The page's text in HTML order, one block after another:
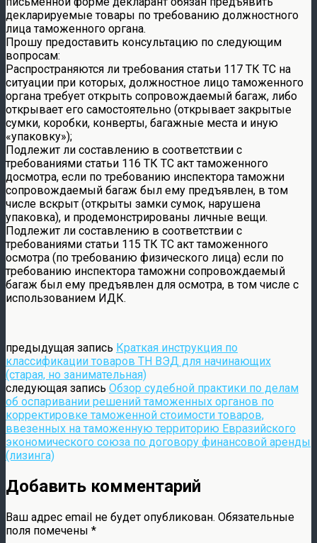
декларируемые товары по требованию должностного
лица таможенного органа.
Прошу предоставить консультацию по следующим
вопросам:
Распространяются ли требования статьи 117 ТК ТС на
ситуации при которых, должностное лицо таможенного
органа требует открыть сопровождаемый багаж, либо
открывает его самостоятельно (открывает закрытые
сумки, коробки, конверты, багажные места и иную
«упаковку»);
Подлежит ли составлению в соответствии с
требованиями статьи 116 ТК ТС акт таможенного
досмотра, если по требованию инспектора таможни
сопровождаемый багаж был ему предъявлен, в том
числе вскрыт (открыты замки сумок, нарушена
упаковка), и продемонстрированы личные вещи.
Подлежит ли составлению в соответствии с
требованиями статьи 115 ТК ТС акт таможенного
осмотра (по требованию физического лица) если по
требованию инспектора таможни сопровождаемый
багаж был ему предъявлен для осмотра, в том числе с
использованием ИДК.
предыдущая запись Краткая инструкция по
классификации товаров ТН ВЭД для начинающих
(старая, но занимательная)
следующая запись Обзор судебной практики по делам
об оспаривании решений таможенных органов по
корректировке таможенной стоимости товаров,
ввезенных на таможенную территорию Евразийского
экономического союза по договору финансовой аренды
(лизинга)
Добавить комментарий
Ваш адрес email не будет опубликован. Обязательные
поля помечены *